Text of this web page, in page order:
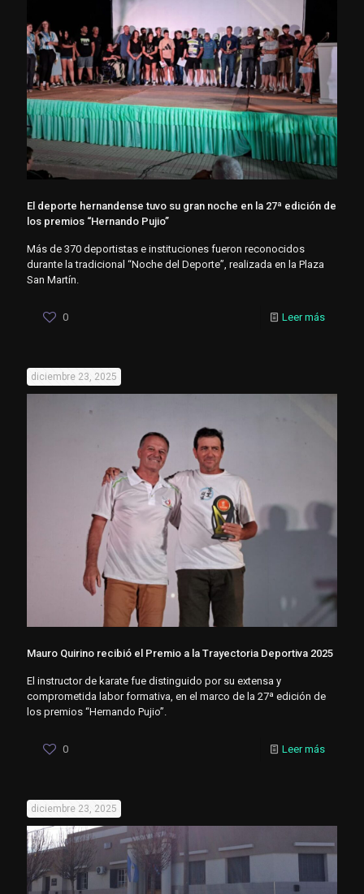
El deporte hernandense tuvo su gran noche en la 27ª edición de
los premios “Hernando Pujio”
Más de 370 deportistas e instituciones fueron reconocidos
durante la tradicional “Noche del Deporte”, realizada en la Plaza
San Martín.
0 Leer más
diciembre 23, 2025
Mauro Quirino recibió el Premio a la Trayectoria Deportiva 2025
El instructor de karate fue distinguido por su extensa y
comprometida labor formativa, en el marco de la 27ª edición de
los premios “Hernando Pujio”.
0 Leer más
diciembre 23, 2025